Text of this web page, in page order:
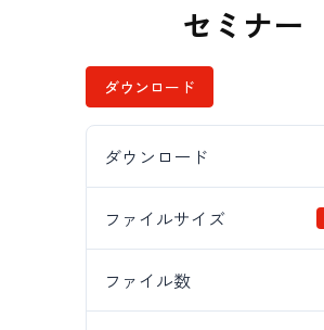
セミナー
ダウンロード
ダウンロード
ファイルサイズ
ファイル数